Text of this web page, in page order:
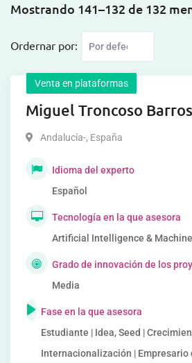
Mostrando 141–132 de 132
Ordernar por:
Venta en plataformas
Miguel Troncoso
Andalucía-, España
Idioma del experto
Español
Tecnología en la que asesora
Artificial Intelligence &
Grado de innovación de los
Media
Fase en la que asesora
Estudiante | Idea, Seed |
Internacionalización | Empresario